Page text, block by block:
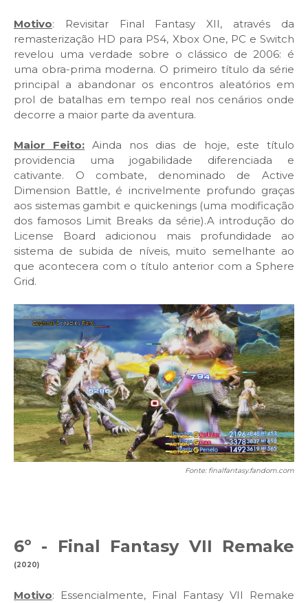
Motivo: Revisitar Final Fantasy XII, através da
remasterização HD para PS4, Xbox One, PC e Switch
revelou uma verdade sobre o clássico de 2006: é
uma obra-prima moderna. O primeiro título da série
principal a abandonar os encontros aleatórios em
prol de batalhas em tempo real nos cenários onde
decorre a maior parte da aventura.
Maior Feito: Ainda nos dias de hoje, este título
providencia uma jogabilidade diferenciada e
cativante. O combate, denominado de Active
Dimension Battle, é incrivelmente profundo graças
aos sistemas gambit e quickenings (uma modificação
dos famosos Limit Breaks da série).A introdução do
License Board adicionou mais profundidade ao
sistema de subida de níveis, muito semelhante ao
que acontecera com o título anterior com a Sphere
Grid.
Fonte: finalfantasy.fandom.com
6º - Final Fantasy VII Remake
(2020)
Motivo: Essencialmente, Final Fantasy VII Remake